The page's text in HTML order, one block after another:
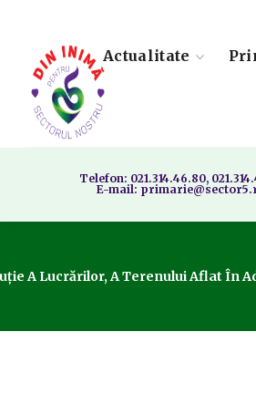
Actualitate
Telefon: 021.314.46.80,
E-mail:
A Lucrărilor, A Terenului Aflat